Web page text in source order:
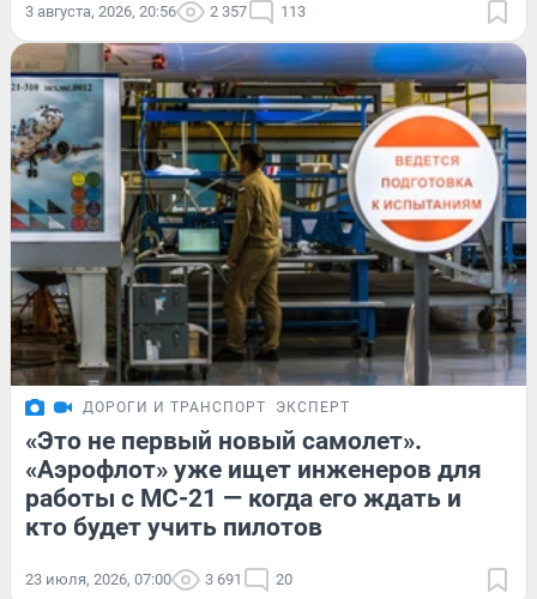
3 августа, 2026, 20:56 2 357 113
ДОРОГИ И ТРАНСПОРТ ЭКСПЕРТ
«Это не первый новый самолет».
«Аэрофлот» уже ищет инженеров для
работы с МС-21 — когда его ждать и
кто будет учить пилотов
23 июля, 2026, 07:00 3 691 20